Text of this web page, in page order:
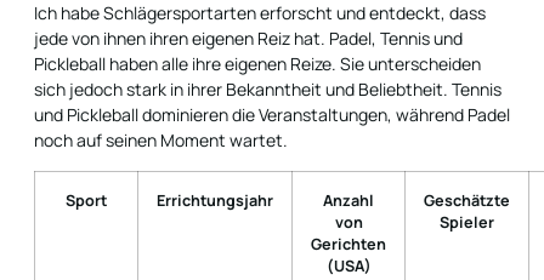
Ich habe Schlägersportarten erforscht und entdeckt, dass
jede von ihnen ihren eigenen Reiz hat. Padel, Tennis und
Pickleball haben alle ihre eigenen Reize. Sie unterscheiden
sich jedoch stark in ihrer Bekanntheit und Beliebtheit. Tennis
und Pickleball dominieren die Veranstaltungen, während Padel
noch auf seinen Moment wartet.
Sport Errichtungsjahr
Anzahl
von
Gerichten
(USA)
Geschätzte
Spieler